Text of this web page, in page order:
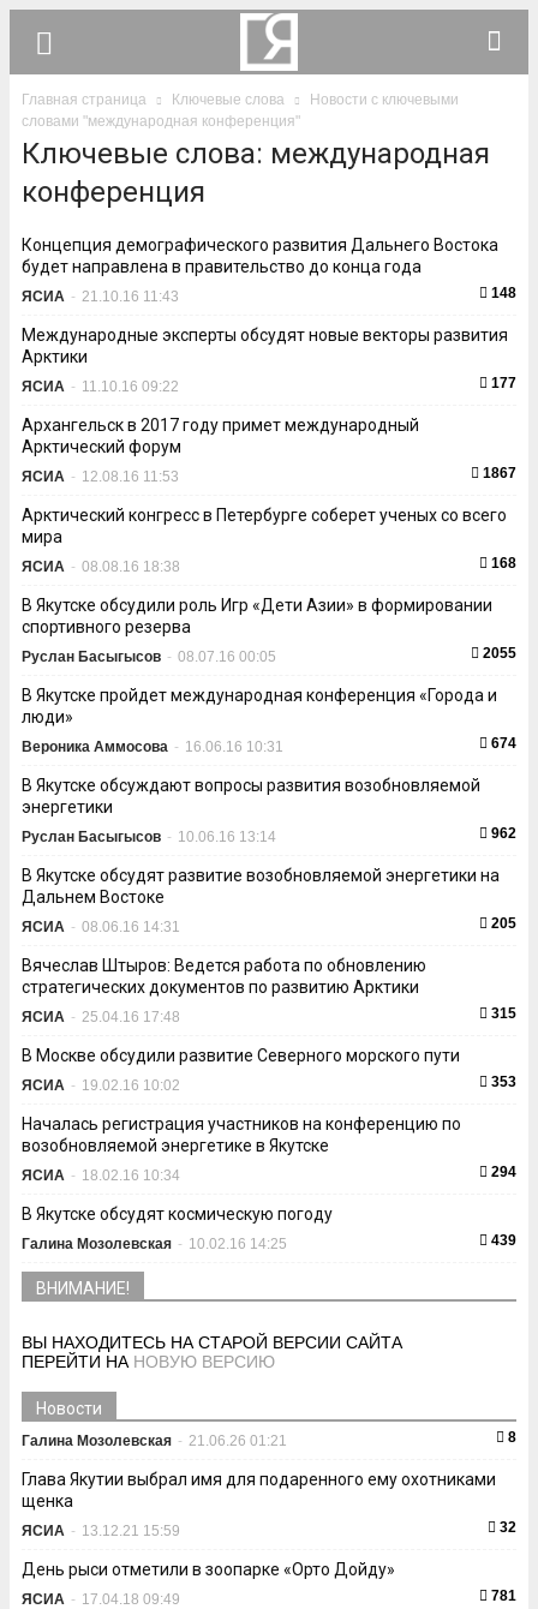
Главная страница Ключевые слова
Новости с ключевыми
словами "международная конференция"
Ключевые слова: международная
конференция
Концепция демографического развития Дальнего Востока
будет направлена в правительство до конца года
ЯСИА - 21.10.16 11:43 148
Международные эксперты обсудят новые векторы развития
Арктики
ЯСИА - 11.10.16 09:22 177
Архангельск в 2017 году примет международный
Арктический форум
ЯСИА - 12.08.16 11:53 1867
Арктический конгресс в Петербурге соберет ученых со всего
мира
ЯСИА - 08.08.16 18:38 168
В Якутске обсудили роль Игр «Дети Азии» в формировании
спортивного резерва
Руслан Басыгысов - 08.07.16 00:05 2055
В Якутске пройдет международная конференция «Города и
люди»
Вероника Аммосова - 16.06.16 10:31 674
В Якутске обсуждают вопросы развития возобновляемой
энергетики
Руслан Басыгысов - 10.06.16 13:14 962
В Якутске обсудят развитие возобновляемой энергетики на
Дальнем Востоке
ЯСИА - 08.06.16 14:31 205
Вячеслав Штыров: Ведется работа по обновлению
стратегических документов по развитию Арктики
ЯСИА - 25.04.16 17:48 315
В Москве обсудили развитие Северного морского пути
ЯСИА - 19.02.16 10:02 353
Началась регистрация участников на конференцию по
возобновляемой энергетике в Якутске
ЯСИА - 18.02.16 10:34 294
В Якутске обсудят космическую погоду
Галина Мозолевская - 10.02.16 14:25 439
ВНИМАНИЕ!
ВЫ НАХОДИТЕСЬ НА СТАРОЙ ВЕРСИИ САЙТА
ПЕРЕЙТИ НА НОВУЮ ВЕРСИЮ
Новости
Галина Мозолевская - 21.06.26 01:21 8
Глава Якутии выбрал имя для подаренного ему охотниками
щенка
ЯСИА - 13.12.21 15:59 32
День рыси отметили в зоопарке «Орто Дойду»
ЯСИА - 17.04.18 09:49 781